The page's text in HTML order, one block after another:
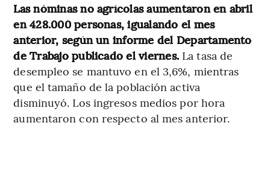
Las nóminas no agrícolas aumentaron en abril
en 428.000 personas, igualando el mes
anterior, según un informe del Departamento
de Trabajo publicado el viernes. La tasa de
desempleo se mantuvo en el 3,6%, mientras
que el tamaño de la población activa
disminuyó. Los ingresos medios por hora
aumentaron con respecto al mes anterior.